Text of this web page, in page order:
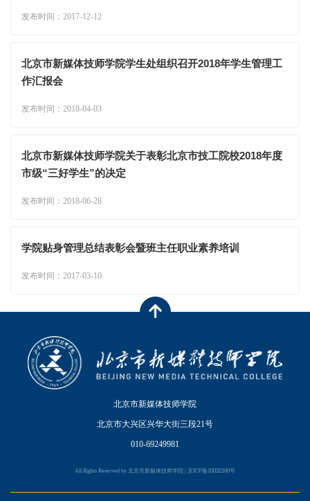
发布时间：2017-12-12
北京市新媒体技师学院学生处组织召开2018年学生管理工
作汇报会
发布时间：2018-04-03
北京市新媒体技师学院关于表彰北京市技工院校2018年度
市级“三好学生”的决定
发布时间：2018-06-28
学院贴身管理总结表彰会暨班主任职业素养培训
发布时间：2017-03-10
北京市新媒体技师学院
北京市大兴区兴华大街三段21号
010-69249981
All Rights Reserved by 北京市新媒体技师学院 | 京ICP备20032160号